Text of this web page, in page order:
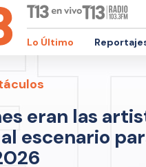
Lo Último
eran las
escenario